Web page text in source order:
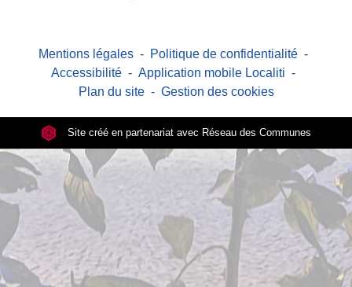
Mentions légales - Politique de confidentialité -
Accessibilité - Application mobile Localiti -
Plan du site - Gestion des cookies
Site créé en partenariat avec Réseau des Communes